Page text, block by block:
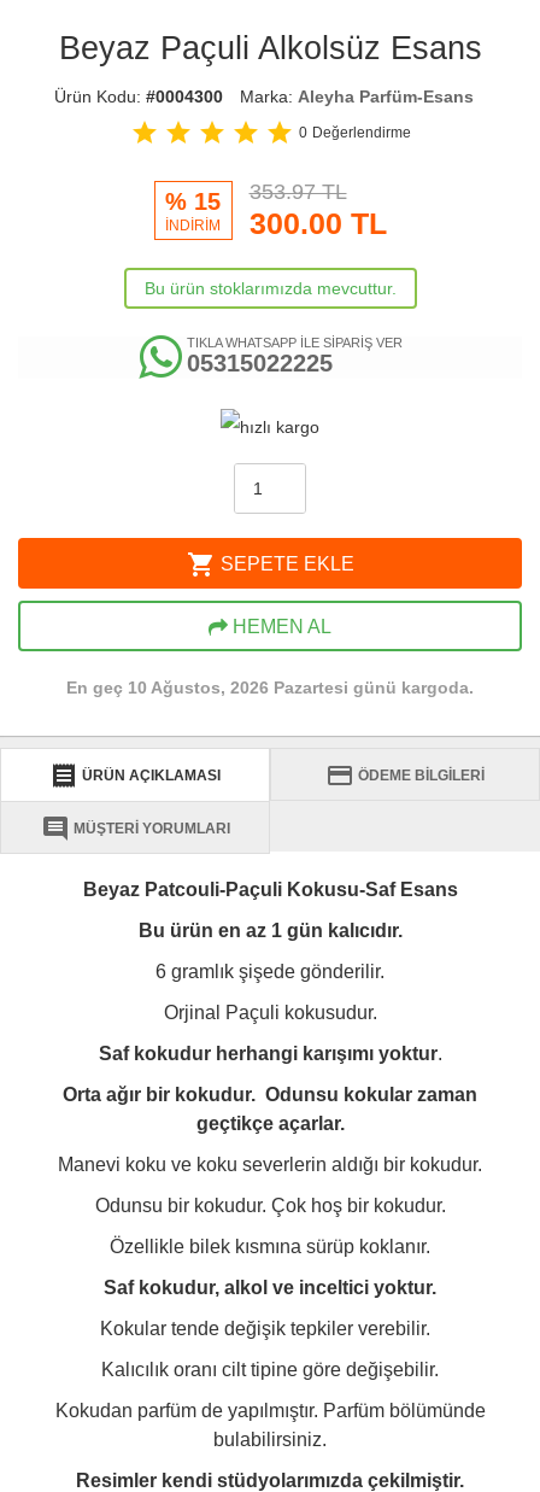
Beyaz Paçuli Alkolsüz Esans
Ürün Kodu: #0004300 Marka: Aleyha Parfüm-Esans
star star star star star 0 Değerlendirme
% 15
İNDİRİM
353.97 TL
300.00 TL
Bu ürün stoklarımızda mevcuttur.
TIKLA WHATSAPP İLE SİPARİŞ VER
05315022225
shopping_cart SEPETE EKLE
HEMEN AL
En geç 10 Ağustos, 2026 Pazartesi günü kargoda.
receipt ÜRÜN AÇIKLAMASI credit_card ÖDEME BİLGİLERİ
comment MÜŞTERİ YORUMLARI
Beyaz Patcouli-Paçuli Kokusu-Saf Esans
Bu ürün en az 1 gün kalıcıdır.
6 gramlık şişede gönderilir.
Orjinal Paçuli kokusudur.
Saf kokudur herhangi karışımı yoktur.
Orta ağır bir kokudur. Odunsu kokular zaman
geçtikçe açarlar.
Manevi koku ve koku severlerin aldığı bir kokudur.
Odunsu bir kokudur. Çok hoş bir kokudur.
Özellikle bilek kısmına sürüp koklanır.
Saf kokudur, alkol ve inceltici yoktur.
Kokular tende değişik tepkiler verebilir.
Kalıcılık oranı cilt tipine göre değişebilir.
Kokudan parfüm de yapılmıştır. Parfüm bölümünde
bulabilirsiniz.
Resimler kendi stüdyolarımızda çekilmiştir.